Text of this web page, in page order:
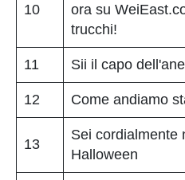
10
ora su
trucchi!
11 Sii il capo
12 Come andiamo
13
Sei cordialmente
Halloween